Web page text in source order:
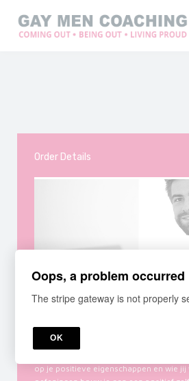
Over mij
Order Details
Cursus Zelfliefde
In deze cursus leer je om jezelf te
op je positieve eigenschappen en wie jij
Oops, a problem occurred
The stripe gateway is not properly
OK